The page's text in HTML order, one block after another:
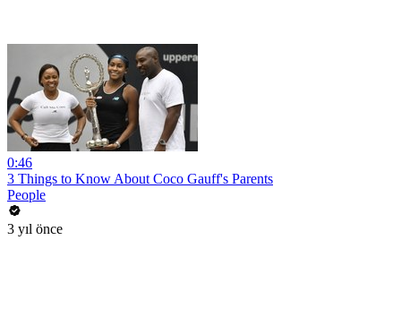
0:46
3 Things to Know About Coco Gauff's Parents
People
3 yıl önce